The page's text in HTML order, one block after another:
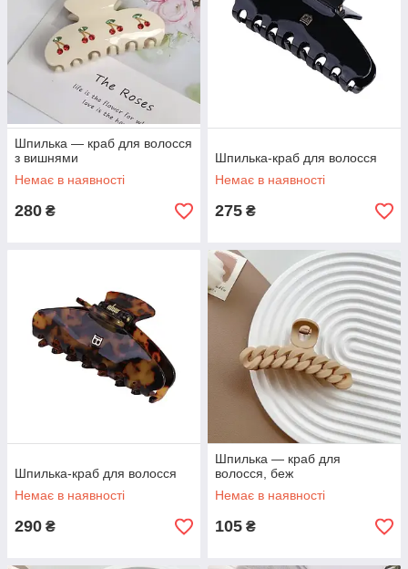
Шпилька — краб для волосся
з вишнями
Немає в наявності
280 ₴
Шпилька-краб для волосся
Немає в наявності
275 ₴
Шпилька-краб для волосся
Немає в наявності
290 ₴
Шпилька — краб для
волосся, беж
Немає в наявності
105 ₴